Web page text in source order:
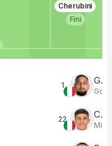
Cherubini
Fini
1 G.
22 C.